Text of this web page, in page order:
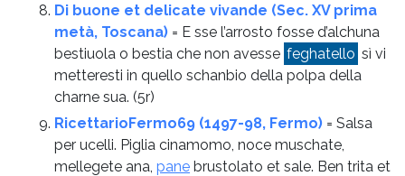
Di buone et delicate vivande (Sec. XV prima
metà, Toscana) = E sse l’arrosto fosse d’alchuna
bestiuola o bestia che non avesse feghatello sì vi
metteresti in quello schanbio della polpa della
charne sua. (5r)
RicettarioFermo69 (1497-98, Fermo) = Salsa
per ucelli. Piglia cinamomo, noce muschate,
mellegete ana, pane brustolato et sale. Ben trita et